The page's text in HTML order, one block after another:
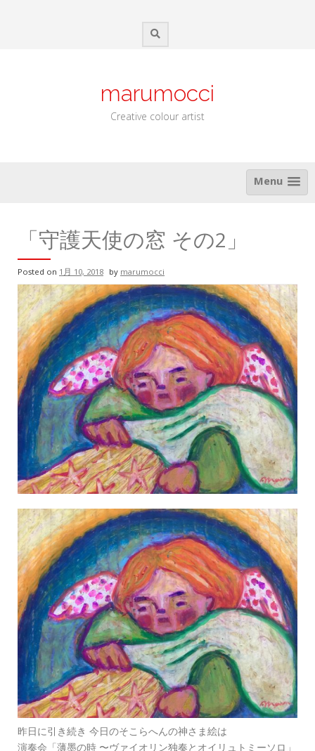
marumocci
Creative colour artist
Menu
「守護天使の窓 その2」
Posted on 1月 10, 2018 bymarumocci
昨日に引き続き 今日のそこらへんの神さま絵は